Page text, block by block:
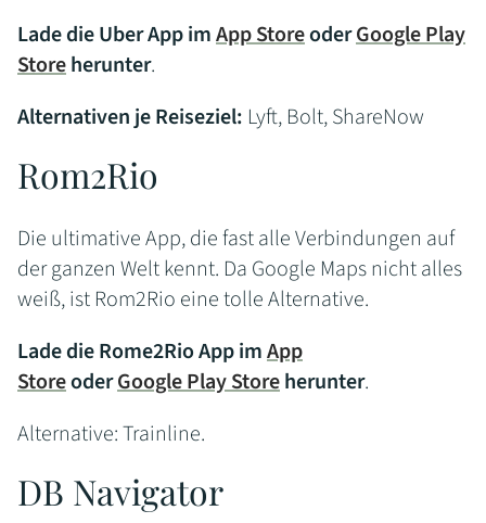
Lade die Uber App imApp StoreoderGoogle Play
Storeherunter.
Alternativen je Reiseziel: Lyft, Bolt, ShareNow
Rom2Rio
Die ultimative App, die fast alle Verbindungen auf
der ganzen Welt kennt. Da Google Maps nicht alles
weiß, ist Rom2Rio eine tolle Alternative.
Lade die Rome2Rio App imApp
StoreoderGoogle Play Storeherunter.
Alternative: Trainline.
DB Navigator